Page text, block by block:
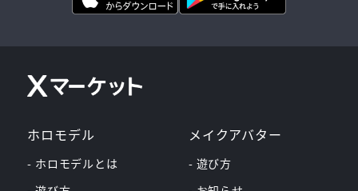
ホロモデル
- ホロモデルとは
メイクアバター
- 遊び方